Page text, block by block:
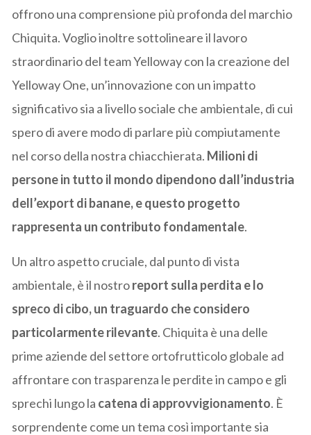
offrono una comprensione più profonda del marchio
Chiquita. Voglio inoltre sottolineare il lavoro
straordinario del team Yelloway con la creazione del
Yelloway One, un’innovazione con un impatto
significativo sia a livello sociale che ambientale, di cui
spero di avere modo di parlare più compiutamente
nel corso della nostra chiacchierata. Milioni di
persone in tutto il mondo dipendono dall’industria
dell’export di banane, e questo progetto
rappresenta un contributo fondamentale.
Un altro aspetto cruciale, dal punto di vista
ambientale, è il nostroreport sulla perdita e lo
spreco di cibo, un traguardo che considero
particolarmente rilevante. Chiquita è una delle
prime aziende del settore ortofrutticolo globale ad
affrontare con trasparenza le perdite in campo e gli
sprechi lungo la catena di approvvigionamento. È
sorprendente come un tema così importante sia